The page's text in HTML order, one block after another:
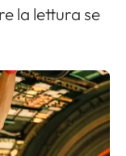
la lettura se